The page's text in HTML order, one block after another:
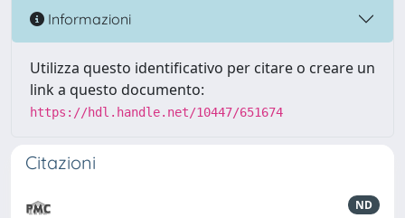
Informazioni
Utilizza questo identificativo per citare o creare un
link a questo documento:
https://hdl.handle.net/10447/651674
Citazioni
ND